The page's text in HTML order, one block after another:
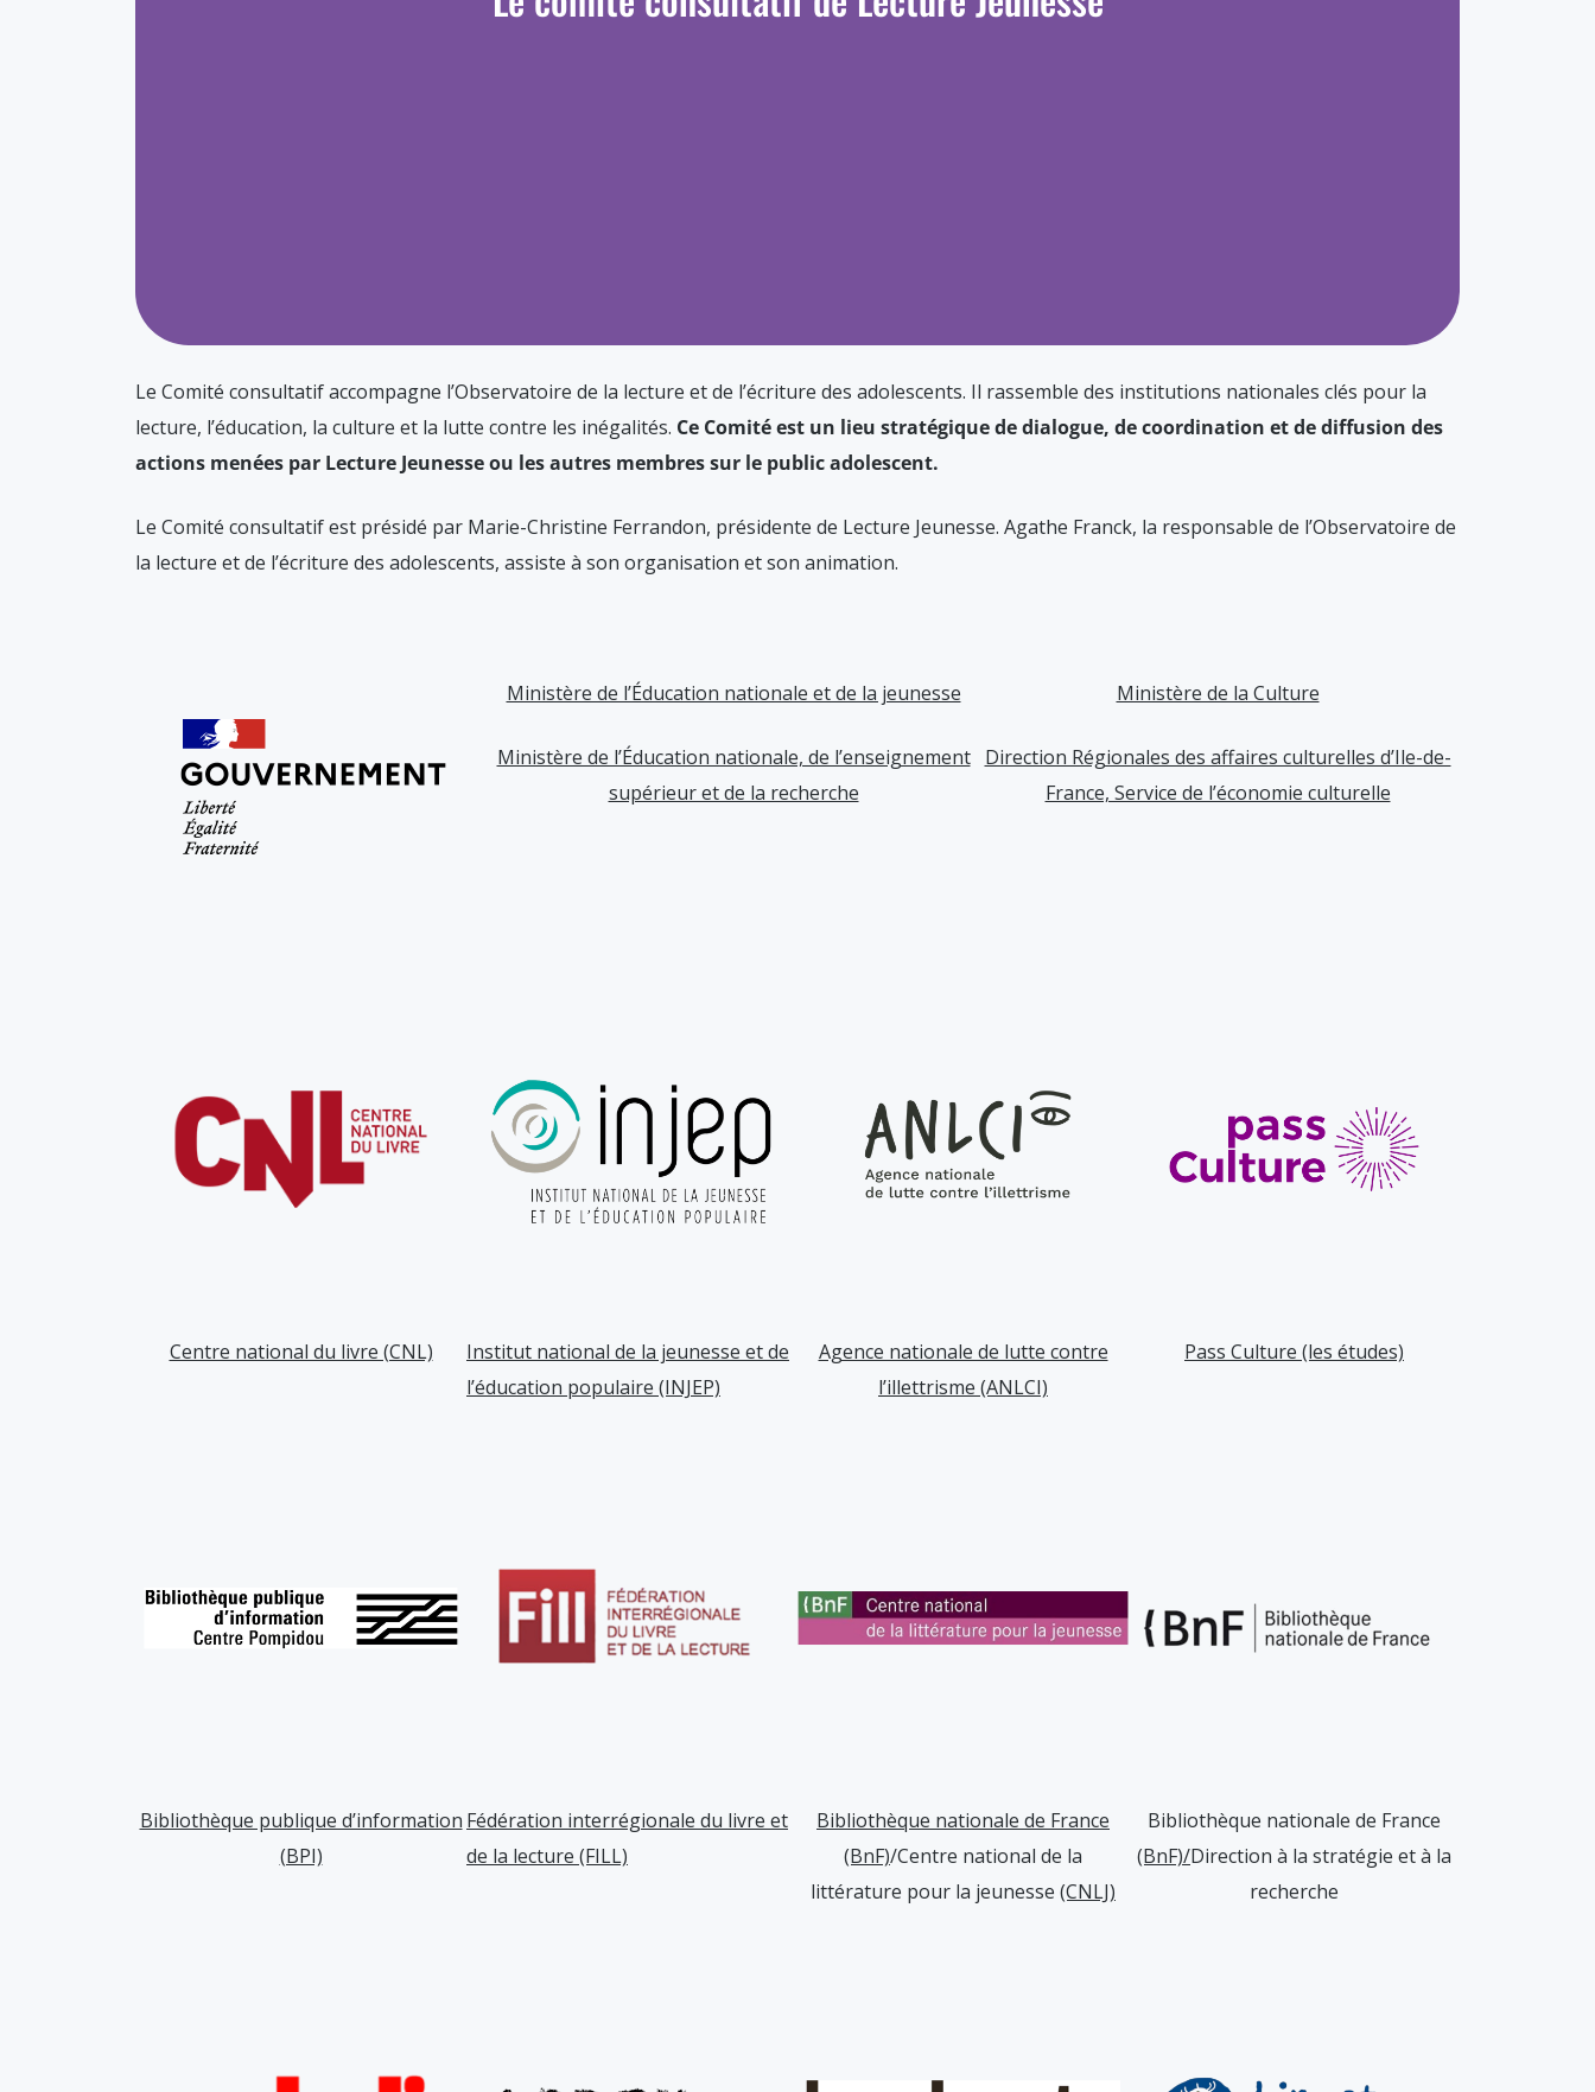
Le Comité consultatif accompagne l’Observatoire de la lecture et de l’écriture des adolescents. Il rassemble des institutions nationales clés pour la
lecture, l’éducation, la culture et la lutte contre les inégalités. Ce Comité est un lieu stratégique de dialogue, de coordination et de diffusion des
actions menées par Lecture Jeunesse ou les autres membres sur le public adolescent.
Le Comité consultatif est présidé par Marie-Christine Ferrandon, présidente de Lecture Jeunesse. Agathe Franck, la responsable de l’Observatoire de
la lecture et de l’écriture des adolescents, assiste à son organisation et son animation.
Ministère de l’Éducation nationale et de la jeunesse
Ministère de l’Éducation nationale, de l’enseignement
supérieur et de la recherche
Ministère de la Culture
Direction Régionales des affaires culturelles d’Ile-de-
France, Service de l’économie culturelle
Centre national du livre (CNL)
Institut national de la jeunesse et de
l’éducation populaire (INJEP)
Agence nationale de lutte contre
l’illettrisme (ANLCI)
Pass Culture (les études)
Bibliothèque publique d’information
(BPI)
Fédération interrégionale du livre et
de la lecture (FILL)
Bibliothèque nationale de France
(BnF)/Centre national de la
littérature pour la jeunesse (CNLJ)
Bibliothèque nationale de France
(BnF)/Direction à la stratégie et à la
recherche